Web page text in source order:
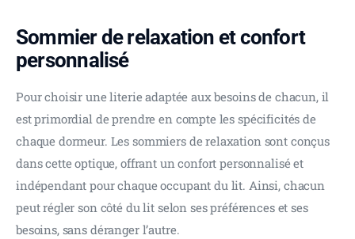
Sommier de relaxation et confort
personnalisé
Pour choisir une literie adaptée aux besoins de chacun, il
est primordial de prendre en compte les spécificités de
chaque dormeur. Les sommiers de relaxation sont conçus
dans cette optique, offrant un confort personnalisé et
indépendant pour chaque occupant du lit. Ainsi, chacun
peut régler son côté du lit selon ses préférences et ses
besoins, sans déranger l’autre.